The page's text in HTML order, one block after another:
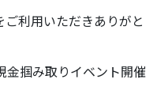
利用いただきありがと
掴み取りイベント開催